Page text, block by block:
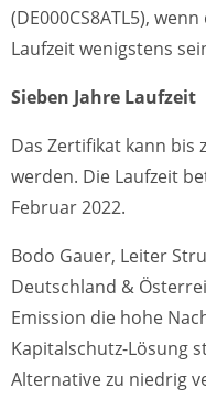
(DE000CS8ATL5),
Laufzeit wenigstens
Sieben Jahre Laufzeit
Das Zertifikat kann bis
werden. Die Laufzeit
Februar 2022.
Bodo Gauer, Leiter
Deutschland &
Emission die hohe
Kapitalschutz-Lösung
Alternative zu niedrig